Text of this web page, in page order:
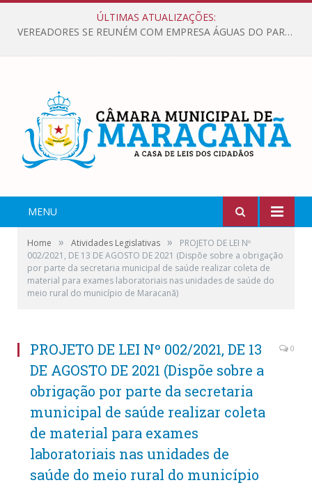
ÚLTIMAS ATUALIZAÇÕES:
VEREADORES SE REUNÉM COM EMPRESA ÁGUAS DO PARÁ, PARA APRESENTAR REIVINDICAÇÕES E MELHORIAS NA QUALIDADE DOS SERVIÇOS OFERECIDOS Á POPULAÇÃO.
MENU
Home » Atividades Legislativas »
PROJETO DE LEI Nº
002/2021, DE 13 DE AGOSTO DE 2021 (Dispõe sobre a obrigação
por parte da secretaria municipal de saúde realizar coleta de
material para exames laboratoriais nas unidades de saúde do
meio rural do município de Maracanã)
PROJETO DE LEI Nº 002/2021, DE 13
DE AGOSTO DE 2021 (Dispõe sobre a
obrigação por parte da secretaria
municipal de saúde realizar coleta
de material para exames
laboratoriais nas unidades de
saúde do meio rural do município
0